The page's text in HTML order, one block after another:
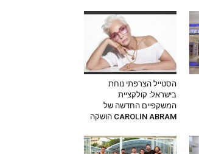
הסטייל הצרפתי נוחת
בישראל: קולקציית
המשקפיים החדשה של
CAROLIN ABRAM הושקה